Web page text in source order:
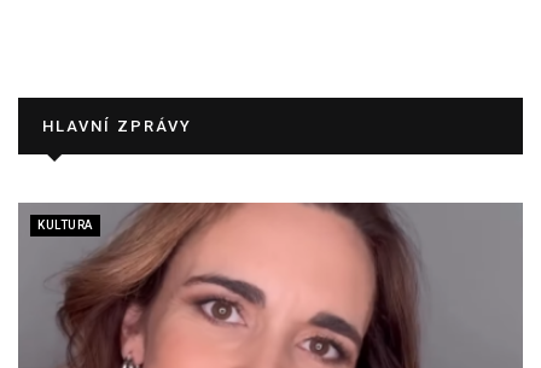
HLAVNÍ ZPRÁVY
KULTURA